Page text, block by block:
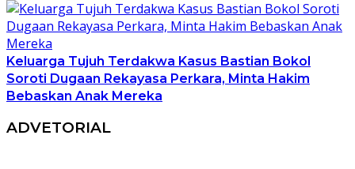
Keluarga Tujuh Terdakwa Kasus Bastian Bokol
Soroti Dugaan Rekayasa Perkara, Minta Hakim
Bebaskan Anak Mereka
ADVETORIAL